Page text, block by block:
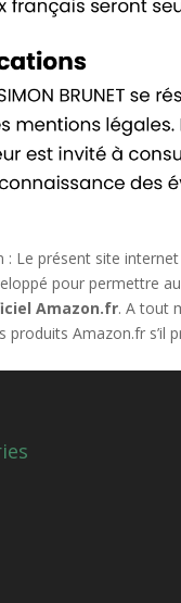
: Le présent site
pour permettre
Amazon.fr. A tout
produits Amazon.fr s’il